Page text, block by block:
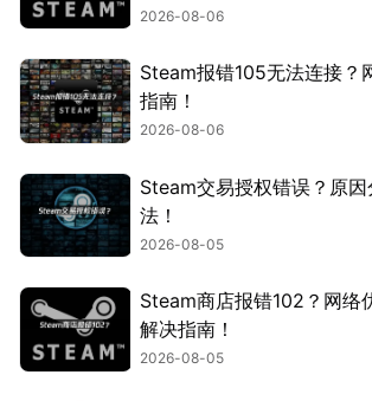
2026-08-06
Steam报错105无法连接？
指南！
2026-08-06
Steam交易授权错误？原
法！
2026-08-05
Steam商店报错102？网络
解决指南！
2026-08-05